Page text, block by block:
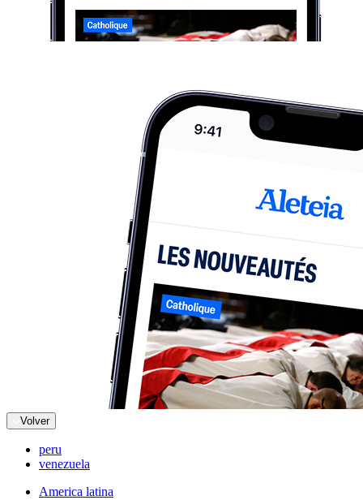
Volver
peru
venezuela
America latina